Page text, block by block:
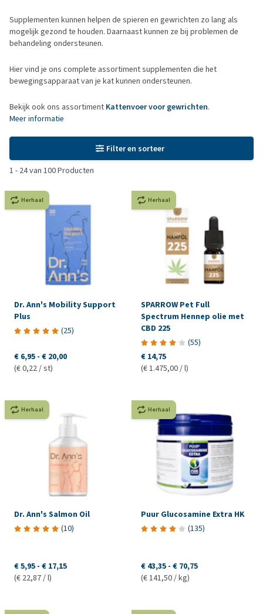
Supplementen kunnen helpen de spieren en gewrichten zo lang als
mogelijk gezond te houden. Daarnaast kunnen ze bij problemen de
behandeling ondersteunen.
Hier vind je ons complete assortiment supplementen die het
bewegingsapparaat van je kat kunnen ondersteunen.
Bekijk ook ons assortiment Kattenvoer voor gewrichten.
Meer informatie
Filter en sorteer
1 - 24van 100Producten
Herhaal
Dr. Ann's Mobility Support
Plus
(25)
€ 6,95 - € 20,00
(€ 0,22 / st)
Herhaal
SPARROW Pet Full
Spectrum Hennep olie met
CBD 225
(55)
€ 14,75
(€ 1.475,00 / l)
Herhaal
Dr. Ann's Salmon Oil
(10)
€ 5,95 - € 17,15
(€ 22,87 / l)
Herhaal
Puur Glucosamine Extra HK
(135)
€ 43,35 - € 70,75
(€ 141,50 / kg)